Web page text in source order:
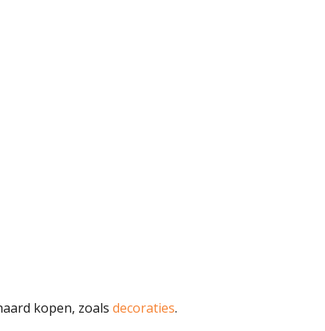
kopen, zoals decoraties.